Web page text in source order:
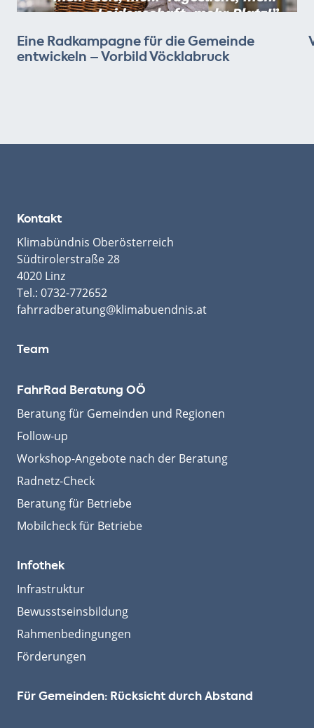
Eine Radkampagne für die Gemeinde
entwickeln – Vorbild Vöcklabruck
Kontakt
Klimabündnis Oberösterreich
Südtirolerstraße 28
4020 Linz
Tel.: 0732-772652
fahrradberatung@klimabuendnis.at
Team
FahrRad Beratung OÖ
Beratung für Gemeinden und Regionen
Follow-up
Workshop-Angebote nach der Beratung
Radnetz-Check
Beratung für Betriebe
Mobilcheck für Betriebe
Infothek
Infrastruktur
Bewusstseinsbildung
Rahmenbedingungen
Förderungen
Für Gemeinden: Rücksicht durch Abstand